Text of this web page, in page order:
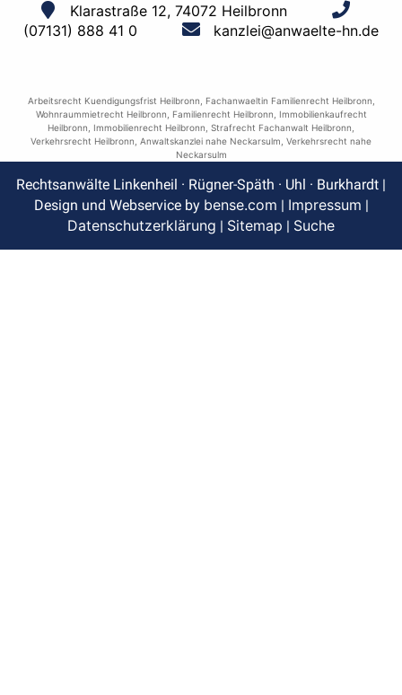
Klarastraße 12, 74072 Heilbronn
(07131) 888 41 0
kanzlei@anwaelte-hn.de
Arbeitsrecht Kuendigungsfrist Heilbronn Fachanwaeltin Familienrecht Heilbronn
Wohnraummietrecht Heilbronn
Familienrecht Heilbronn
Immobilienkaufrecht
Heilbronn
Immobilienrecht Heilbronn Strafrecht Fachanwalt Heilbronn
Verkehrsrecht Heilbronn Anwaltskanzlei nahe Neckarsulm Verkehrsrecht nahe
Neckarsulm
Rechtsanwälte Linkenheil · Rügner-Späth · Uhl · Burkhardt |
Design und Webservice by bense.com | Impressum |
Datenschutzerklärung | Sitemap | Suche